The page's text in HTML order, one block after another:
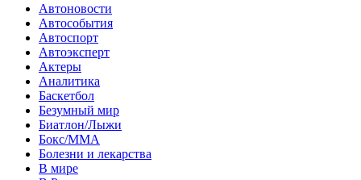
Автоновости
Автособытия
Автоспорт
Автоэксперт
Актеры
Аналитика
Баскетбол
Безумный мир
Биатлон/Лыжи
Бокс/MMA
Болезни и лекарства
В мире